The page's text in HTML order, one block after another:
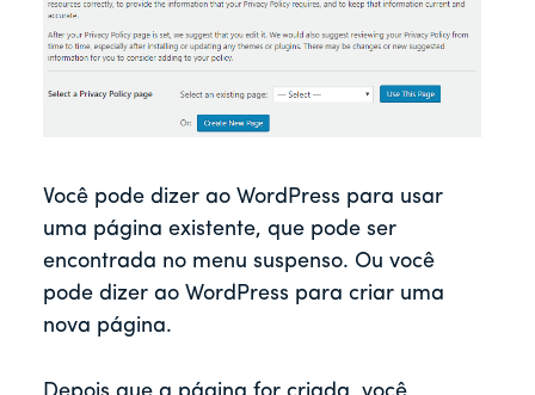
Você pode dizer ao WordPress para usar
uma página existente, que pode ser
encontrada no menu suspenso. Ou você
pode dizer ao WordPress para criar uma
nova página.